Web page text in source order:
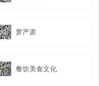
萝严肃
餐饮美食文化